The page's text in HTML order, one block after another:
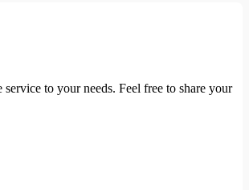
to your needs. Feel free to share your